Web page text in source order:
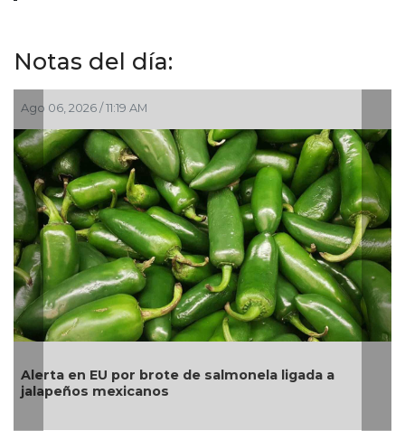
Notas del día:
Ago 05, 2026 / 2:56 PM
La UNAM analiza sanción de hasta 20 millones de
pesos a Territorium Life